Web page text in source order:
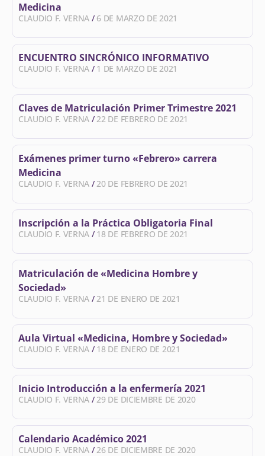
Medicina
CLAUDIO F. VERNA 6 DE MARZO DE 2021
ENCUENTRO SINCRÓNICO INFORMATIVO
CLAUDIO F. VERNA 1 DE MARZO DE 2021
Claves de Matriculación Primer Trimestre 2021
CLAUDIO F. VERNA 22 DE FEBRERO DE 2021
Exámenes primer turno «Febrero» carrera
Medicina
CLAUDIO F. VERNA 20 DE FEBRERO DE 2021
Inscripción a la Práctica Obligatoria Final
CLAUDIO F. VERNA 18 DE FEBRERO DE 2021
Matriculación de «Medicina Hombre y
Sociedad»
CLAUDIO F. VERNA 21 DE ENERO DE 2021
Aula Virtual «Medicina, Hombre y Sociedad»
CLAUDIO F. VERNA 18 DE ENERO DE 2021
Inicio Introducción a la enfermería 2021
CLAUDIO F. VERNA 29 DE DICIEMBRE DE 2020
Calendario Académico 2021
CLAUDIO F. VERNA 26 DE DICIEMBRE DE 2020